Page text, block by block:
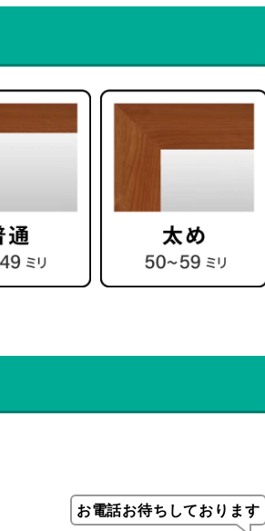
お電話お待ちしております